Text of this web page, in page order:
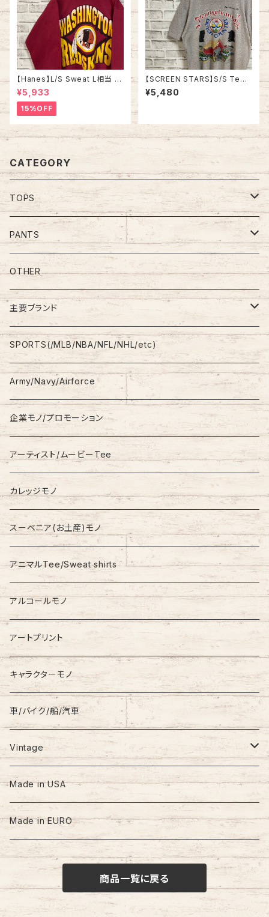
【Hanes】L/S Sweat L相当 9
0s “ WASHINGTON REDSKI
NS” NFL チームモノ スウェット
トレーナー チームロゴ ワシント
ン レッドスキンズ ボルドー ワイ
ンレッド アメリカ USA 古着
¥5,933
15%OFF
【SCREEN STARS】S/S Tee
L 80s Made in USA “DUTC
H COUNTRY” vintage スク
ア ヴィンテージ シングルステッ
チ アメリカ USA レトロ 古着
¥5,480
CATEGORY
TOPS
Tee
S/L Tee
Polo Shirt
Shirt
L/S
S/S
Sweatshirt
Hoodie
Fleece
Knit/Sweater
Jacket
Nylon Jacket
Stadium Jumper
Down Jacket
PANTS
Jeans/Denim
Work Pants
Shorts
OTHER
主要ブランド
adidas
Champion
Carhartt
Columbia
NAUTICA
NIKE
RALPH LAUREN
TOMMY HILFIGER
Levi’s
SPORTS(/MLB/NBA/NFL/NHL/etc)
Army/Navy/Airforce
企業モノ/プロモーション
アーティスト/ムービーTee
カレッジモノ
スーベニア(お土産)モノ
アニマルTee/Sweat shirts
アルコールモノ
アートプリント
キャラクターモノ
車/バイク/船/汽車
Vintage
60s-70s
80s
90s
00s
Made in USA
Made in EURO
商品一覧に戻る